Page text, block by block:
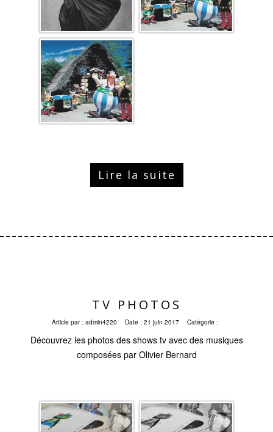
Lire la suite
TV PHOTOS
Article par : admin4220 Date : 21 juin 2017 Catégorie :
Découvrez les photos des shows tv avec des musiques
composées par Olivier Bernard